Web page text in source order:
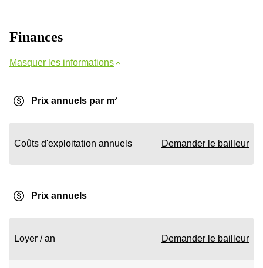
Finances
Masquer les informations
Prix annuels par m²
Coûts d'exploitation annuels Demander le bailleur
Prix annuels
Loyer / an Demander le bailleur